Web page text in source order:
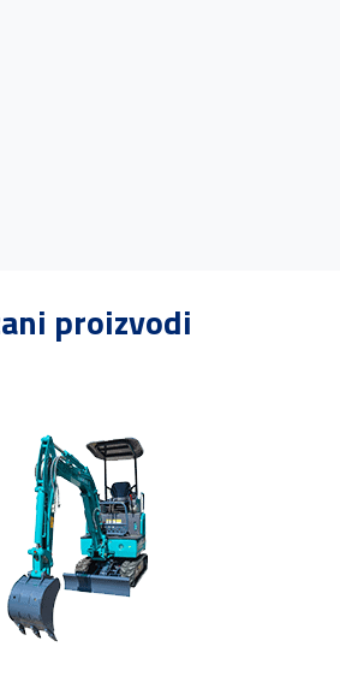
proizvodi